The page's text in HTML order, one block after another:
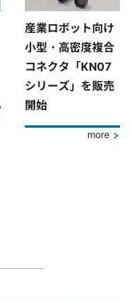
産業ロボット向け
小型・高密度複合
コネクタ「KN07
シリーズ」を販売
開始
more